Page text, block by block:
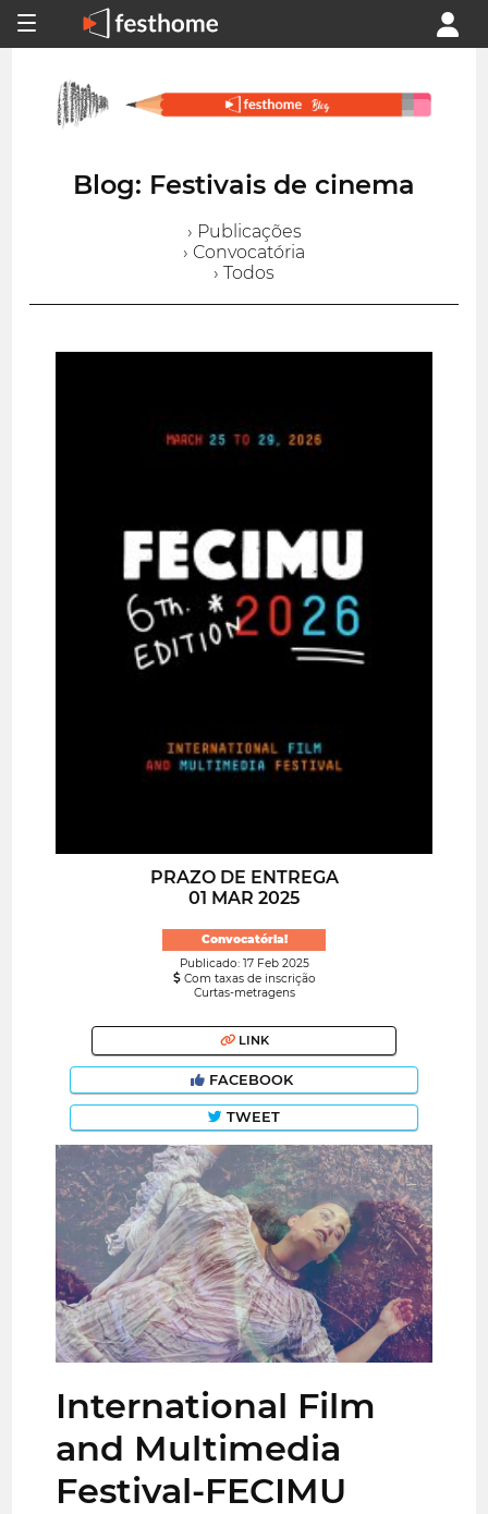
Blog: Festivais de cinema
› Publicações
› Convocatória
› Todos
PRAZO DE ENTREGA
01 MAR 2025
Convocatória!
Publicado: 17 Feb 2025
Com taxas de inscrição
Curtas-metragens
LINK
FACEBOOK
TWEET
International Film
and Multimedia
Festival-FECIMU